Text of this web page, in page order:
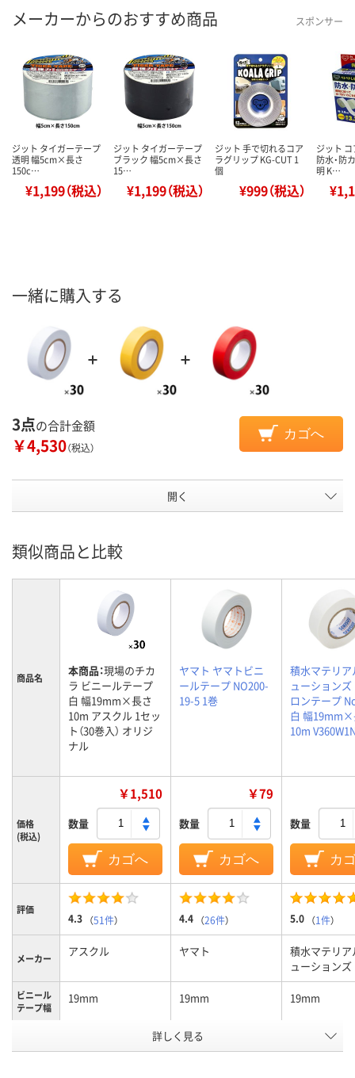
メーカーからのおすすめ商品 スポンサー
ジット タイガーテープ
透明 幅5cm×長さ
150c…
¥1,199（税込）
ジット タイガーテープ
ブラック 幅5cm×長さ
15…
¥1,199（税込）
ジット 手で切れるコア
ラグリップ KG-CUT 1
個
¥999（税込）
ジット
防水・防
明 K…
一緒に購入する
3点の合計金額
￥4,530（税込）
カゴへ
開く
類似商品と比較
商品名 本商品：現場のチカ
ラ ビニールテープ
白 幅19mm×長さ
10m アスクル 1セッ
ト（30巻入） オリジ
ナル
ヤマト ヤマトビニ
ールテープ NO200-
19-5 1巻
積水マテリア
ューションズ
ロンテープ
白 幅
10m
価格
(税込)
￥1,510
数量
カゴへ
￥79
数量
カゴへ
数量
カ
評価
4.3 （51件） 4.4 （26件） 5.0 （1件）
メーカー アスクル ヤマト
積水マテリア
ューションズ
ビニール
テープ幅
19mm 19mm 19mm
ホワイト系 ホワイト系
詳しく見る